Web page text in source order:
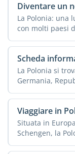
Diventare un
La Polonia: una
con molti paesi
Scheda
La Polonia si
Germania,
Viaggiare in
Situata in
Schengen, la
...